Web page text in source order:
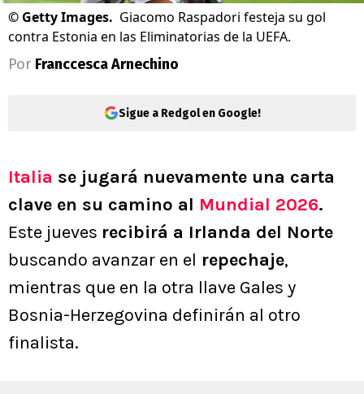
© Getty Images. Giacomo Raspadori festeja su gol
contra Estonia en las Eliminatorias de la UEFA.
Por Franccesca Arnechino
Sigue a Redgol en Google!
Italia se jugará nuevamente una carta
clave en su camino al Mundial 2026.
Este jueves recibirá a Irlanda del Norte
buscando avanzar en el repechaje,
mientras que en la otra llave Gales y
Bosnia-Herzegovina definirán al otro
finalista.